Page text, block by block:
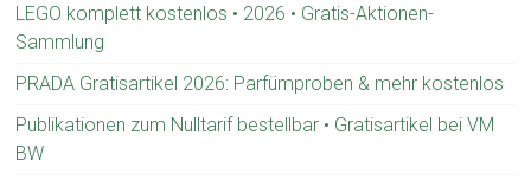
LEGO komplett kostenlos • 2026 • Gratis-Aktionen-
Sammlung
PRADA Gratisartikel 2026: Parfümproben & mehr kostenlos
Publikationen zum Nulltarif bestellbar • Gratisartikel bei VM
BW